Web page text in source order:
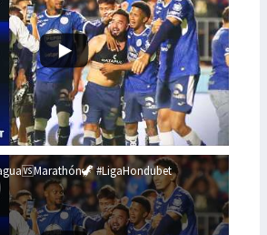
#LigaHondubet